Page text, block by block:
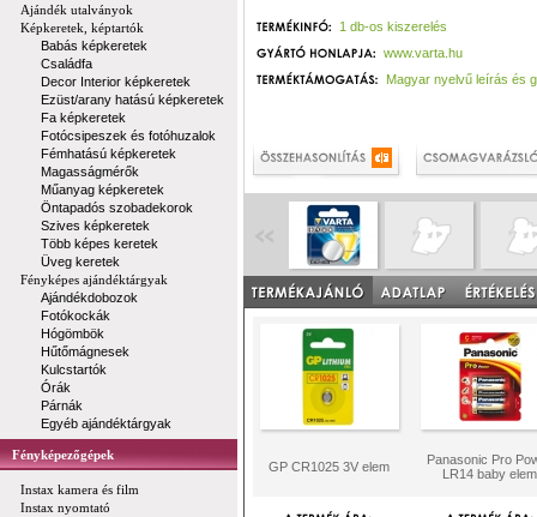
Ajándék utalványok
Képkeretek, képtartók
Babás képkeretek
Családfa
Decor Interior képkeretek
Ezüst/arany hatású képkeretek
Fa képkeretek
Fotócsipeszek és fotóhuzalok
Fémhatású képkeretek
Magasságmérők
Műanyag képkeretek
Öntapadós szobadekorok
Szives képkeretek
Több képes keretek
Üveg keretek
Fényképes ajándéktárgyak
Ajándékdobozok
Fotókockák
Hógömbök
Hűtőmágnesek
Kulcstartók
Órák
Párnák
Egyéb ajándéktárgyak
Fényképezőgépek
Instax kamera és film
Instax nyomtató
1 db-os kiszerelés
www.varta.hu
Magyar nyelvű leírás és
GP CR1025 3V elem
Panasonic Pro
LR14 baby elem